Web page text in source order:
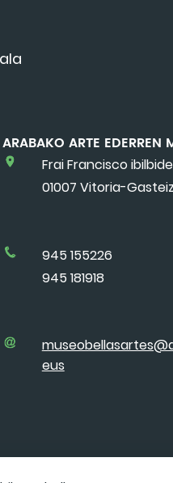
ARABAKO ARTE EDERREN
Frai Francisco
01007 Vitoria-Gasteiz
945 155226
945 181918
eus